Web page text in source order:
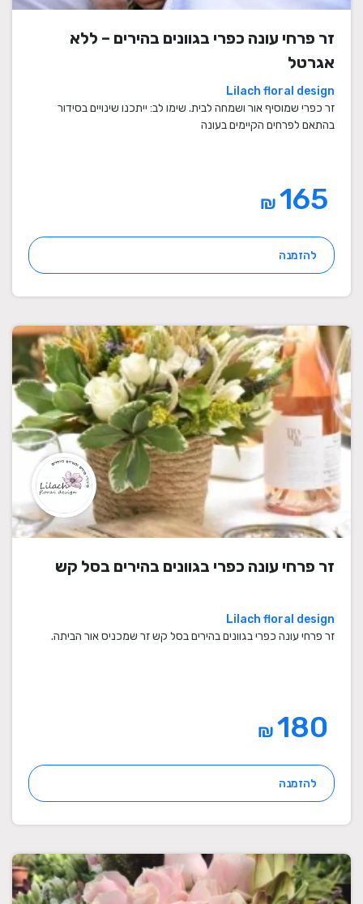
זר פרחי עונה כפרי בגוונים בהירים – ללא
אגרטל
Lilach floral design
זר כפרי שמוסיף אור ושמחה לבית. שימו לב: ייתכנו שינויים בסידור
בהתאם לפרחים הקיימים בעונה
₪
להזמנה
זר פרחי עונה כפרי בגוונים בהירים בסל קש
Lilach floral design
זר פרחי עונה כפרי בגוונים בהירים בסל קש זר שמכניס אור הביתה.
₪
להזמנה